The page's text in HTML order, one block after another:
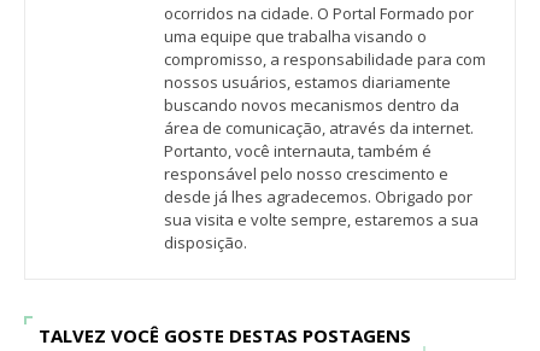
ocorridos na cidade. O Portal Formado por
uma equipe que trabalha visando o
compromisso, a responsabilidade para com
nossos usuários, estamos diariamente
buscando novos mecanismos dentro da
área de comunicação, através da internet.
Portanto, você internauta, também é
responsável pelo nosso crescimento e
desde já lhes agradecemos. Obrigado por
sua visita e volte sempre, estaremos a sua
disposição.
TALVEZ VOCÊ GOSTE DESTAS POSTAGENS